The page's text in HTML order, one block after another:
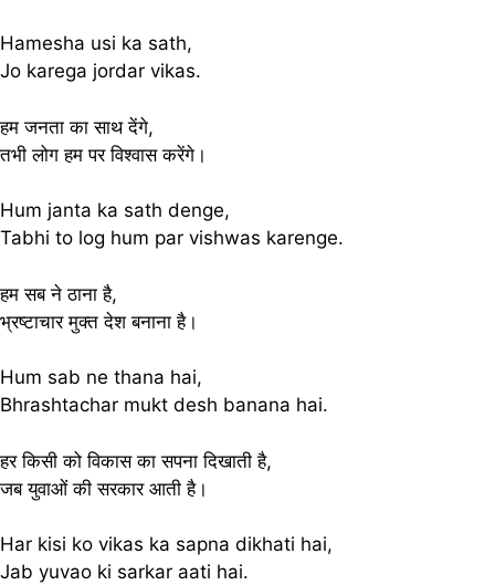
Hamesha usi ka sath,
Jo karega jordar vikas.
हम जनता का साथ देंगे,
तभी लोग हम पर विश्वास करेंगे।
Hum janta ka sath denge,
Tabhi to log hum par vishwas karenge.
हम सब ने ठाना है,
भ्रष्टाचार मुक्त देश बनाना है।
Hum sab ne thana hai,
Bhrashtachar mukt desh banana hai.
हर किसी को विकास का सपना दिखाती है,
जब युवाओं की सरकार आती है।
Har kisi ko vikas ka sapna dikhati hai,
Jab yuvao ki sarkar aati hai.